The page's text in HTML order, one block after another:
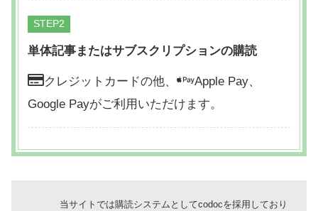
STEP
単体記事またはサブスクリプションの購読
クレジットカードの他、
Apple Pay、
Google Payがご利用いただけます。
当サイトでは購読システムとしてcodocを採用しており